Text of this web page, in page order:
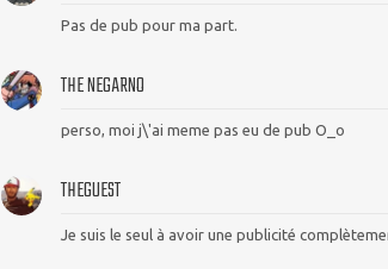
Pas de pub pour ma part.
THE NEGARNO
perso, moi j\'ai meme pas eu de pub O_o
THEGUEST
Je suis le seul à avoir une publicité